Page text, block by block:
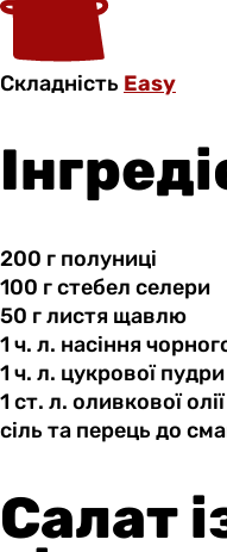
Складність Easy
200 г полуниці
100 гстебел селери
50 глистя щавлю
1 ч. л. насіння
1 ч. л. цукрової пудри
1 ст. л. оливкової олії
сіль та перець до
Салат